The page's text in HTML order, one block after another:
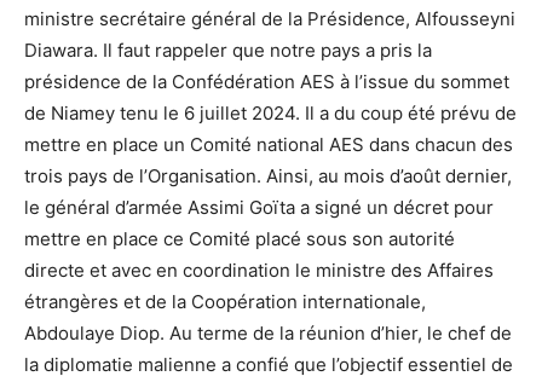
ministre secrétaire général de la Présidence, Alfousseyni
Diawara. Il faut rappeler que notre pays a pris la
présidence de la Confédération AES à l’issue du sommet
de Niamey tenu le 6 juillet 2024. Il a du coup été prévu de
mettre en place un Comité national AES dans chacun des
trois pays de l’Organisation. Ainsi, au mois d’août dernier,
le général d’armée Assimi Goïta a signé un décret pour
mettre en place ce Comité placé sous son autorité
directe et avec en coordination le ministre des Affaires
étrangères et de la Coopération internationale,
Abdoulaye Diop. Au terme de la réunion d’hier, le chef de
la diplomatie malienne a confié que l’objectif essentiel de